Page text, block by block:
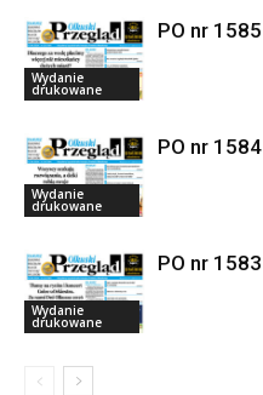
Wydanie
drukowane
PO nr 1585
Wydanie
drukowane
PO nr 1584
Wydanie
drukowane
PO nr 1583